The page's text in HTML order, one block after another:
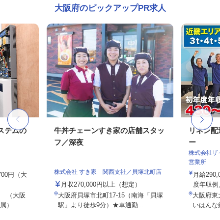
大阪府のピックアップPR求人
テムの
円（大
（大阪
）
牛丼チェーンすき家の店舗スタッ
フ／深夜
株式会社 すき家 関西支社／貝塚北町店
月収270,000円以上（想定）
大阪府貝塚市北町17-15（南海「貝塚
駅」より徒歩9分）★車通勤...
リネン
ー
株式会社ザ
営業所
月給
度年収
大阪府東
いはん